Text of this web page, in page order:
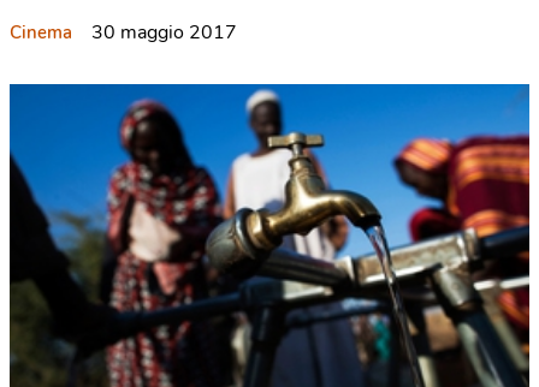
Cinema 30 maggio 2017